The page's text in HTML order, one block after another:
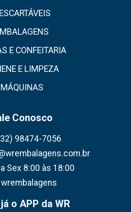
E CONFEITARIA
E LIMPEZA
MÁQUINAS
Conosco
98474-7056
Sex 8:00 às 18:00
wrembalagens
o APP da WR